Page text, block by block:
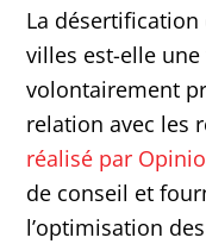
La
villes est-elle
volontairement
relation avec les
réalisé par
de conseil et
l’optimisation